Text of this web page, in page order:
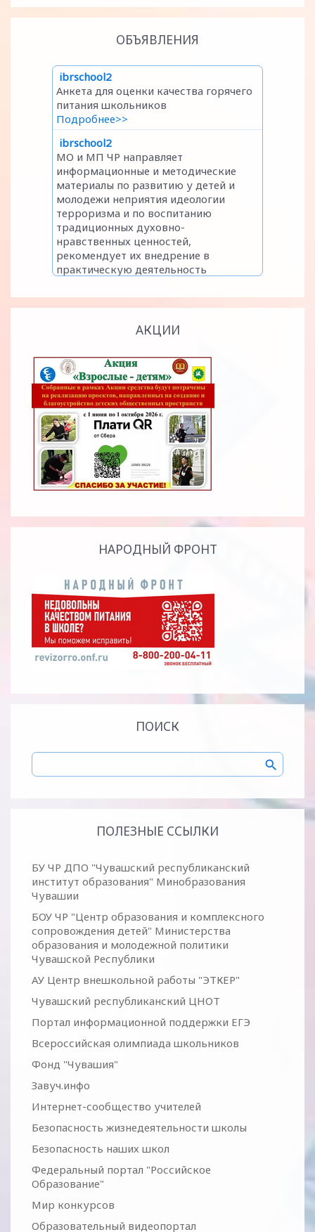
ОБЪЯВЛЕНИЯ
АКЦИИ
НАРОДНЫЙ ФРОНТ
ПОИСК
ПОЛЕЗНЫЕ ССЫЛКИ
БУ ЧР ДПО "Чувашский республиканский
институт образования" Минобразования
Чувашии
БОУ ЧР "Центр образования и комплексного
сопровождения детей" Министерства
образования и молодежной политики
Чувашской Республики
АУ Центр внешкольной работы "ЭТКЕР"
Чувашский республиканский ЦНОТ
Портал информационной поддержки ЕГЭ
Всероссийская олимпиада школьников
Фонд "Чувашия"
Завуч.инфо
Интернет-сообщество учителей
Безопасность жизнедеятельности школы
Безопасность наших школ
Федеральный портал "Российское
Образование"
Мир конкурсов
Образовательный видеопортал